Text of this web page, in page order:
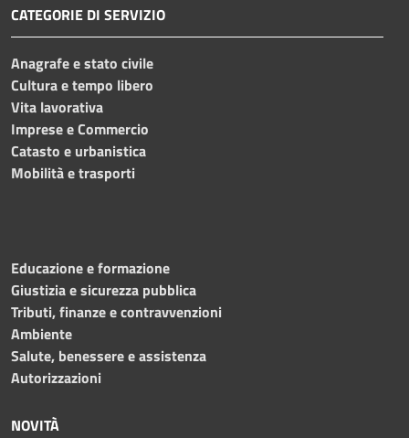
CATEGORIE DI SERVIZIO
Anagrafe e stato civile
Cultura e tempo libero
Vita lavorativa
Imprese e Commercio
Catasto e urbanistica
Mobilità e trasporti
Educazione e formazione
Giustizia e sicurezza pubblica
Tributi, finanze e contravvenzioni
Ambiente
Salute, benessere e assistenza
Autorizzazioni
NOVITÀ